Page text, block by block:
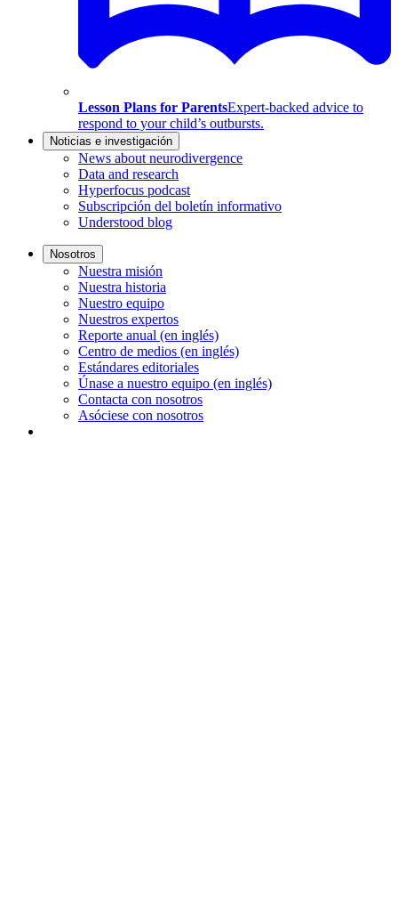
Lesson Plans for ParentsExpert-backed advice to
respond to your child’s outbursts.
Noticias e investigación
News about neurodivergence
Data and research
Hyperfocus podcast
Subscripción del boletín informativo
Understood blog
Nosotros
Nuestra misión
Nuestra historia
Nuestro equipo
Nuestros expertos
Reporte anual (en inglés)
Centro de medios (en inglés)
Estándares editoriales
Únase a nuestro equipo (en inglés)
Contacta con nosotros
Asóciese con nosotros